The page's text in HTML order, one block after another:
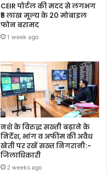
CEIR पोर्टल की मदद से लगभग
₹5 लाख मूल्य के 20 मोबाइल
फोन बरामद
1 week ago
नशे के विरुद्ध सख्ती बढ़ाने के
निर्देश, भांग व अफीम की अवैध
खेती पर रखें सख्त निगरानी:-
जिलाधिकारी
2 weeks ago